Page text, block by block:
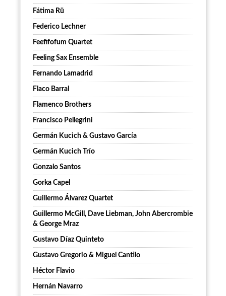
Fátima Rü
Federico Lechner
Feefifofum Quartet
Feeling Sax Ensemble
Fernando Lamadrid
Flaco Barral
Flamenco Brothers
Francisco Pellegrini
Germán Kucich & Gustavo García
Germán Kucich Trío
Gonzalo Santos
Gorka Capel
Guillermo Álvarez Quartet
Guillermo McGill, Dave Liebman, John Abercrombie
& George Mraz
Gustavo Díaz Quinteto
Gustavo Gregorio & Miguel Cantilo
Héctor Flavio
Hernán Navarro